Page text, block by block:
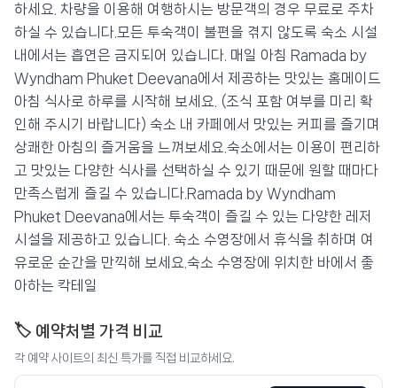
하세요. 차량을 이용해 여행하시는 방문객의 경우 무료로 주차
하실 수 있습니다.모든 투숙객이 불편을 겪지 않도록 숙소 시설
내에서는 흡연은 금지되어 있습니다. 매일 아침 Ramada by
Wyndham Phuket Deevana에서 제공하는 맛있는 홈메이드
아침 식사로 하루를 시작해 보세요. (조식 포함 여부를 미리 확
인해 주시기 바랍니다) 숙소 내 카페에서 맛있는 커피를 즐기며
상쾌한 아침의 즐거움을 느껴보세요.숙소에서는 이용이 편리하
고 맛있는 다양한 식사를 선택하실 수 있기 때문에 원할 때마다
만족스럽게 즐길 수 있습니다.Ramada by Wyndham
Phuket Deevana에서는 투숙객이 즐길 수 있는 다양한 레저
시설을 제공하고 있습니다. 숙소 수영장에서 휴식을 취하며 여
유로운 순간을 만끽해 보세요.숙소 수영장에 위치한 바에서 좋
아하는 칵테일
🏷️ 예약처별 가격 비교
각 예약 사이트의 최신 특가를 직접 비교하세요.